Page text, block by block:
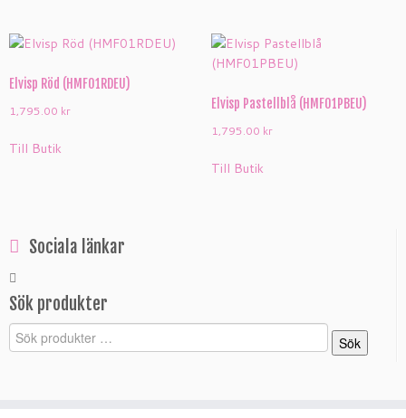
Elvisp Röd (HMF01RDEU)
1,795.00 kr
Till Butik
Elvisp Pastellblå (HMF01PBEU)
1,795.00 kr
Till Butik
Sociala länkar
Sök produkter
Sök
efter:
Sök